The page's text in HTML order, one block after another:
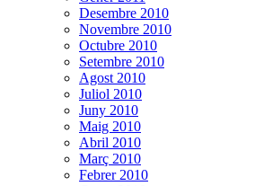
Desembre 2010
Novembre 2010
Octubre 2010
Setembre 2010
Agost 2010
Juliol 2010
Juny 2010
Maig 2010
Abril 2010
Març 2010
Febrer 2010